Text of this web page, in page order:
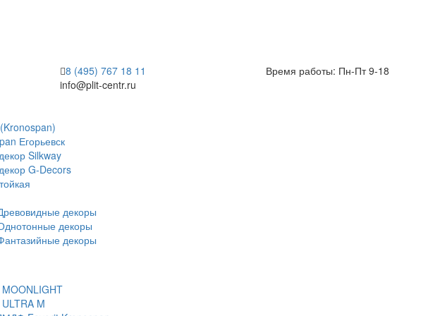
8 (495) 767 18 11
info@plit-centr.ru
Время работы: Пн-Пт 9-18
Егорьевск
Silkway
G-Decors
декоры
декоры
декоры
M